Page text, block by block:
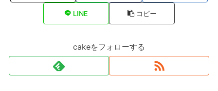
LINE コピー
cakeをフォローする